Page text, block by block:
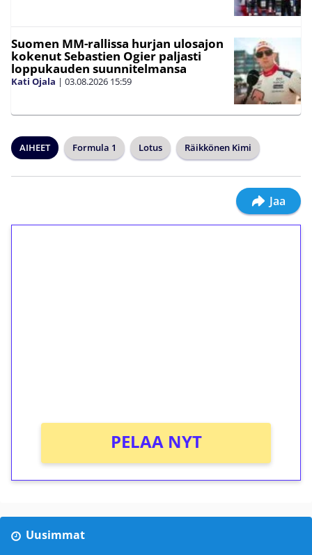
Suomen MM-rallissa hurjan ulosajon
kokenut Sebastien Ogier paljasti
loppukauden suunnitelmansa
Kati Ojala | 03.08.2026 15:59
AIHEET Formula 1 Lotus Räikkönen Kimi
Jaa
PELAA NYT
Uusimmat